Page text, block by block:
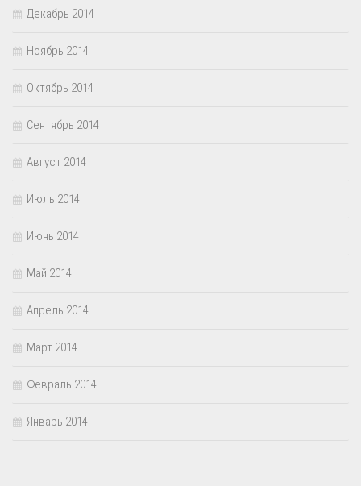
Декабрь 2014
Ноябрь 2014
Октябрь 2014
Сентябрь 2014
Август 2014
Июль 2014
Июнь 2014
Май 2014
Апрель 2014
Март 2014
Февраль 2014
Январь 2014